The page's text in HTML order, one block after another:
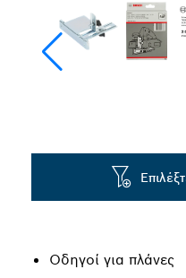
Οδηγοί για πλάνες